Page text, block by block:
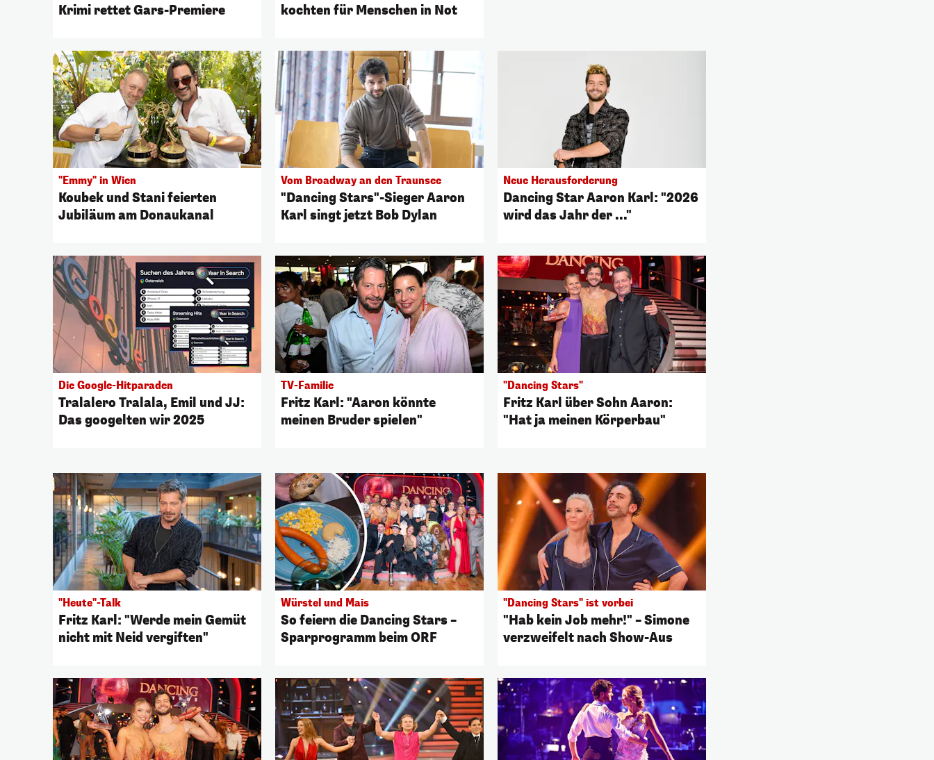
Krimi rettet Gars-Premiere
kochten für Menschen in Not
"Emmy" in Wien
Koubek und Stani feierten
Jubiläum am Donaukanal
Vom Broadway an den Traunsee
"Dancing Stars"-Sieger Aaron
Karl singt jetzt Bob Dylan
Neue Herausforderung
Dancing Star Aaron Karl: "2026
wird das Jahr der ..."
Die Google-Hitparaden
Tralalero Tralala, Emil und JJ:
Das googelten wir 2025
TV-Familie
Fritz Karl: "Aaron könnte
meinen Bruder spielen"
"Dancing Stars"
Fritz Karl über Sohn Aaron:
"Hat ja meinen Körperbau"
"Heute"-Talk
Fritz Karl: "Werde mein Gemüt
nicht mit Neid vergiften"
Würstel und Mais
So feiern die Dancing Stars –
Sparprogramm beim ORF
"Dancing Stars" ist vorbei
"Hab kein Job mehr!" – Simone
verzweifelt nach Show-Aus